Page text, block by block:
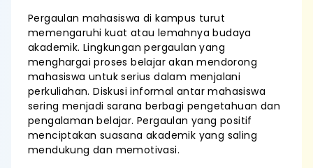
Pergaulan mahasiswa di kampus turut
memengaruhi kuat atau lemahnya budaya
akademik. Lingkungan pergaulan yang
menghargai proses belajar akan mendorong
mahasiswa untuk serius dalam menjalani
perkuliahan. Diskusi informal antar mahasiswa
sering menjadi sarana berbagi pengetahuan dan
pengalaman belajar. Pergaulan yang positif
menciptakan suasana akademik yang saling
mendukung dan memotivasi.